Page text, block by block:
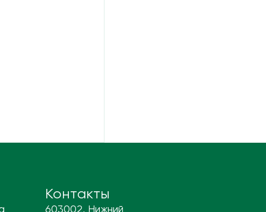
Контакты
603002, Нижний